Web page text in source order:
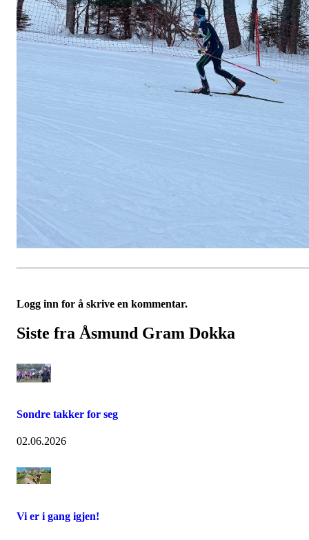
Logg inn for å skrive en kommentar.
Siste fra Åsmund Gram Dokka
Sondre takker for seg
02.06.2026
Vi er i gang igjen!